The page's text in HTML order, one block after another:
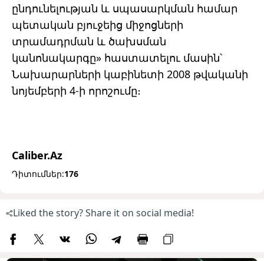
ընդունելության և սպասարկման համար
պետական ​​բյուջեից միջոցների
տրամադրման և ծախսման
կանոնակարգը» հաստատելու մասին՝
Նախարարների կաբինետի 2008 թվականի
նոյեմբերի 4-ի որոշումը։
Caliber.Az
Դիտումներ:176
Liked the story? Share it on social media!